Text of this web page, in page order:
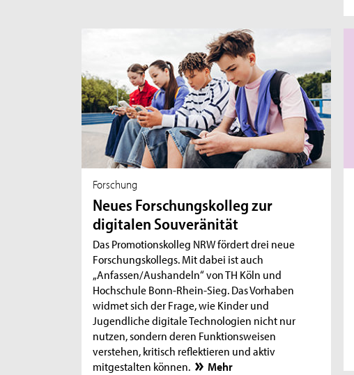
Forschung
Neues Forschungskolleg zur
digitalen Souveränität
Das Promotionskolleg NRW fördert drei neue
Forschungskollegs. Mit dabei ist auch
„Anfassen/Aushandeln“ von TH Köln und
Hochschule Bonn-Rhein-Sieg. Das Vorhaben
widmet sich der Frage, wie Kinder und
Jugendliche digitale Technologien nicht nur
nutzen, sondern deren Funktionsweisen
verstehen, kritisch reflektieren und aktiv
mitgestalten können.
Mehr